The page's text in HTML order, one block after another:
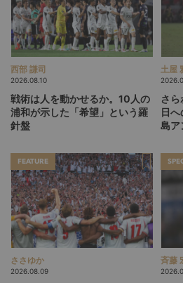
西部 謙司
2026.08.10
戦術は人を動かせるか。10人の
浦和が示した「希望」という羅
針盤
土屋
さ
日
島ア
トス
FEATURE
ささゆか
2026.08.09
斉藤